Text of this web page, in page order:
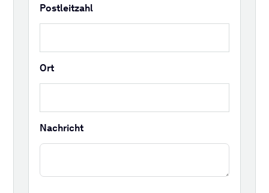
Postleitzahl
Ort
Nachricht